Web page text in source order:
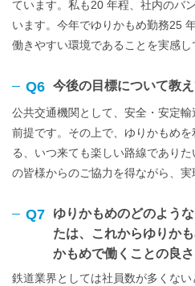
ています。私も20 年程、社内のバ
います。今年でゆりかもめ勤務25
働きやすい環境であることを実感し
Q6 今後の目標について教え
公共交通機関として、安全・安定
前提です。その上で、ゆりかもめ
る、いつ来ても楽しい路線であり
の皆様からのご協力を得ながら、実
Q7
ゆりかもめのどのよう
たは、これからゆりか
かもめで働くことの良
鉄道業界としては社員数が多くな